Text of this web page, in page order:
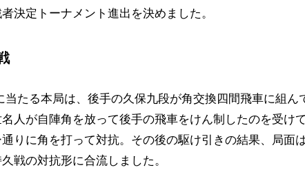
決定トーナメント進出を決めました。
たる本局は、後手の久保九段が角交換四間飛車に組ん
人が自陣角を放って後手の飛車をけん制したのを受け
通りに角を打って対抗。その後の駆け引きの結果、局面
戦の対抗形に合流しました。